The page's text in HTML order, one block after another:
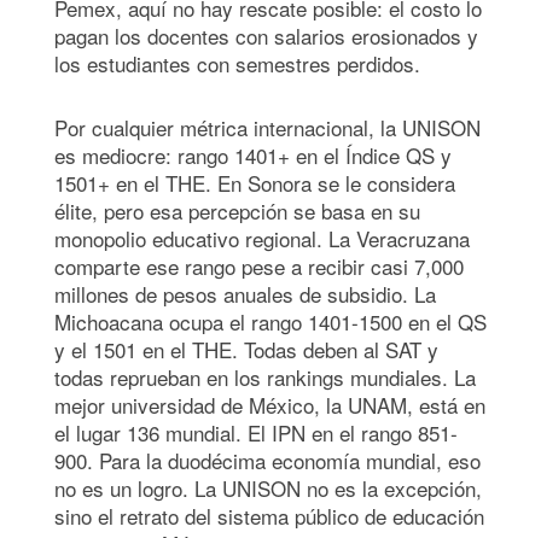
Pemex, aquí no hay rescate posible: el costo lo
pagan los docentes con salarios erosionados y
los estudiantes con semestres perdidos.
Por cualquier métrica internacional, la UNISON
es mediocre: rango 1401+ en el Índice QS y
1501+ en el THE. En Sonora se le considera
élite, pero esa percepción se basa en su
monopolio educativo regional. La Veracruzana
comparte ese rango pese a recibir casi 7,000
millones de pesos anuales de subsidio. La
Michoacana ocupa el rango 1401-1500 en el QS
y el 1501 en el THE. Todas deben al SAT y
todas reprueban en los rankings mundiales. La
mejor universidad de México, la UNAM, está en
el lugar 136 mundial. El IPN en el rango 851-
900. Para la duodécima economía mundial, eso
no es un logro. La UNISON no es la excepción,
sino el retrato del sistema público de educación